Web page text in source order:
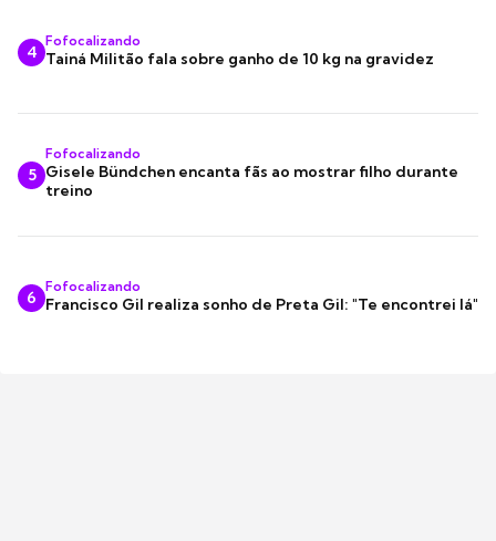
4
Fofocalizando
Tainá Militão fala sobre ganho de 10 kg na gravidez
5
Fofocalizando
Gisele Bündchen encanta fãs ao mostrar filho durante
treino
6
Fofocalizando
Francisco Gil realiza sonho de Preta Gil: "Te encontrei lá"